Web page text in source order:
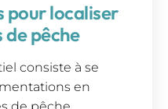
pour localiser
de pêche
consiste à se
en